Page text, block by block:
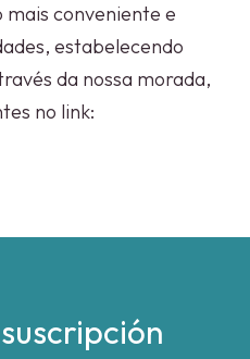
conveniente e
estabelecendo
da nossa morada,
no link: